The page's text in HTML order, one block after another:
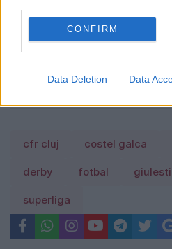
CONFIRM
Data Deletion Data
Cum verifici dacă ai
Metoda prin care afli
cfr cluj costel galca
derby fotbal giulesti
superliga